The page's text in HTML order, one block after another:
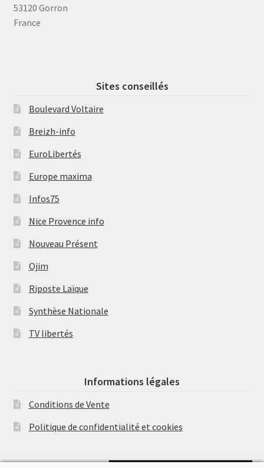
53120 Gorron
France
Sites conseillés
Boulevard Voltaire
Breizh-info
EuroLibertés
Europe maxima
Infos75
Nice Provence info
Nouveau Présent
Ojim
Riposte Laïque
Synthèse Nationale
TV libertés
Informations légales
Conditions de Vente
Politique de confidentialité et cookies